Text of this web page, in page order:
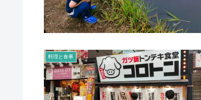
料理と食事